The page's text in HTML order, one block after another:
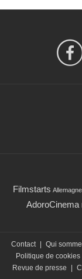
Filmstarts Allemagne
AdoroCinema
Contact Qui
Politique de cookies
Revue de presse